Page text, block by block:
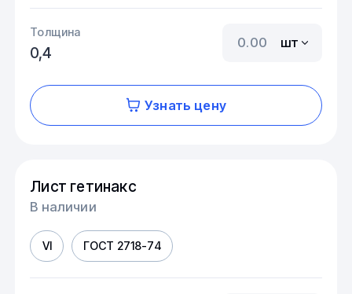
Толщина
0,4
шт
Узнать цену
Лист гетинакс
В наличии
VI ГОСТ 2718-74